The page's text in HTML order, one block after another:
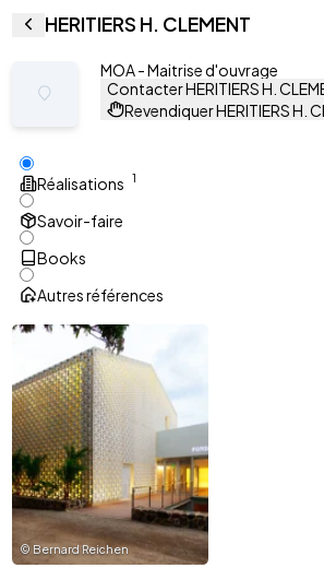
HERITIERS H. CLEMENT
MOA - Maitrise d'ouvrage
Contacter HERITIERS H.
Revendiquer HERITIERS H.
Réalisations 1
Savoir-faire
Books
Autres références
© Bernard Reichen